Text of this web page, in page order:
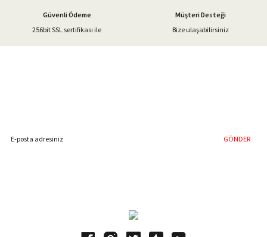
Gönder
Güvenli Ödeme
256bit SSL sertifikası ile
Müşteri Desteği
Bize ulaşabilirsiniz
GÖNDER